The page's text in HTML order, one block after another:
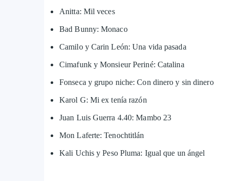
Anitta: Mil veces
Bad Bunny: Monaco
Camilo y Carin León: Una vida pasada
Cimafunk y Monsieur Periné: Catalina
Fonseca y grupo niche: Con dinero y sin dinero
Karol G: Mi ex tenía razón
Juan Luis Guerra 4.40: Mambo 23
Mon Laferte: Tenochtitlán
Kali Uchis y Peso Pluma: Igual que un ángel